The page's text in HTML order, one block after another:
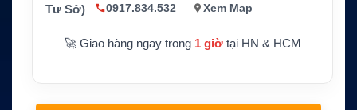
Tư Sở) 0917.834.532 Xem Map
🚀 Giao hàng ngay trong 1 giờtại HN & HCM